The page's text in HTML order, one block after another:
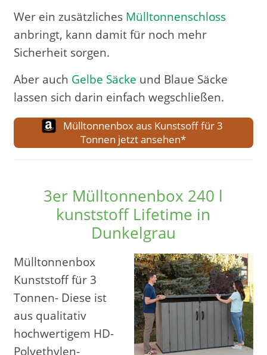
Wer ein zusätzliches Mülltonnenschloss
anbringt, kann damit für noch mehr
Sicherheit sorgen.
Aber auch Gelbe Säcke und Blaue Säcke
lassen sich darin einfach wegschließen.
Mülltonnenbox aus Kunstsoff für 3
Tonnen jetzt ansehen*
3er Mülltonnenbox 240 l
kunststoff Lifetime in
Dunkelgrau
Mülltonnenbox
Kunststoff für 3
Tonnen- Diese ist
aus qualitativ
hochwertigem HD-
Polyethylen-